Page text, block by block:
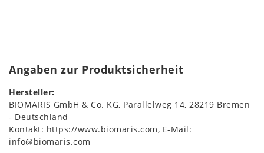
Angaben zur Produktsicherheit
Hersteller:
BIOMARIS GmbH & Co. KG Parallelweg 14 28219 Bremen
Deutschland
Kontakt: https://www.biomaris.com E-Mail:
info@biomaris.com